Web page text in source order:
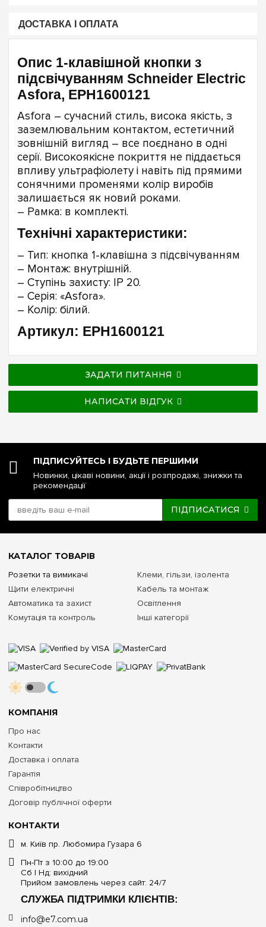
ДОСТАВКА І ОПЛАТА
Опис 1-клавішной кнопки з
підсвічуванням Schneider Electric
Asfora, EPH1600121
Asfora – cучасний стиль, висока якість, з
заземлювальним контактом, естетичний
зовнішній вигляд – все поєднано в одні
серії. Високоякісне покриття не піддається
впливу ультрафіолету і навіть під прямими
сонячними променями колір виробів
залишається як новий роками.
– Рамка: в комплекті.
Технічні характеристики:
– Тип: кнопка 1-клавішна з підсвічуванням
– Монтаж: внутрішній.
– Ступінь захисту: IP 20.
– Серія: «Asfora».
– Колір: білий.
Артикул: EPH1600121
ЗАДАТИ ПИТАННЯ
НАПИСАТИ ВІДГУК
ПІДПИСУЙТЕСЬ І БУДЬТЕ ПЕРШИМИ
Новинки, цікаві новини, акції і розпродажі, знижки та
рекомендації
ПІДПИСАТИСЯ
КОНТАКТИ
м. Київ пр. Любомира Гузара 6
Пн-Пт з 10:00 до 19:00
Сб | Нд: вихідний
Прийом замовлень через сайт: 24/7
СЛУЖБА ПІДТРИМКИ КЛІЄНТІВ:
info@e7.com.ua
КОМПАНІЯ
Про нас
Контакти
Доставка і оплата
Гарантія
Співробітництво
Договір публічної оферти
КАТАЛОГ ТОВАРІВ
Розетки та вимикачі
Щити електричні
Автоматика та захист
Комутація та контроль
Клеми, гільзи, ізолента
Кабель та монтаж
Освітлення
Інші категорії